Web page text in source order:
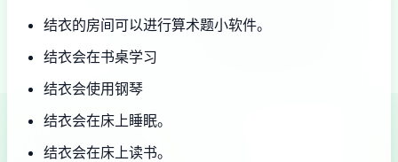
结衣的房间可以进行算术题小软件。
结衣会在书桌学习
结衣会使用钢琴
结衣会在床上睡眠。
结衣会在床上读书。